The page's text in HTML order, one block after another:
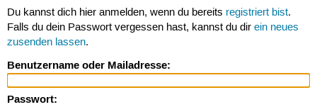
Du kannst dich hier anmelden, wenn du bereits registriert bist.
Falls du dein Passwort vergessen hast, kannst du dir ein neues
zusenden lassen.
Benutzername oder Mailadresse:
Passwort: